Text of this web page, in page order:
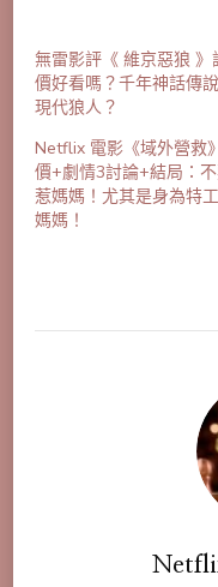
無雷影評《 維京惡狼 》
價好看嗎？千年神話傳
現代狼人？
Netflix 電影《域外營救
價+劇情3討論+結局：
惹媽媽！尤其是身為特
媽媽！